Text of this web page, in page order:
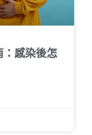
：感染後怎